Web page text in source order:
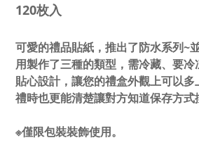
120枚入
可愛的禮品貼紙，推出了防水系列~
用製作了三種的類型，需冷藏、要
貼心設計，讓您的禮盒外觀上可以
禮時也更能清楚讓對方知道保存方式
※僅限包裝裝飾使用。